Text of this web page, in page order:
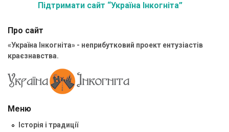
Підтримати сайт “Україна Інкогніта”
Про сайт
«Україна Інкогніта» - неприбутковий проект ентузіастів
краєзнавства.
Меню
Історія і традиції